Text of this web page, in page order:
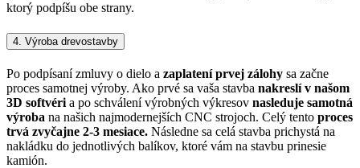
ktorý podpíšu obe strany.
4. Výroba drevostavby
Po podpísaní zmluvy o dielo a zaplatení prvej zálohy sa začne
proces samotnej výroby. Ako prvé sa vaša stavba nakreslí v našom
3D softvéri a po schválení výrobných výkresov nasleduje samotná
výroba na našich najmodernejších CNC strojoch. Celý tento proces
trvá zvyčajne 2-3 mesiace. Následne sa celá stavba prichystá na
nakládku do jednotlivých balíkov, ktoré vám na stavbu prinesie
kamión.